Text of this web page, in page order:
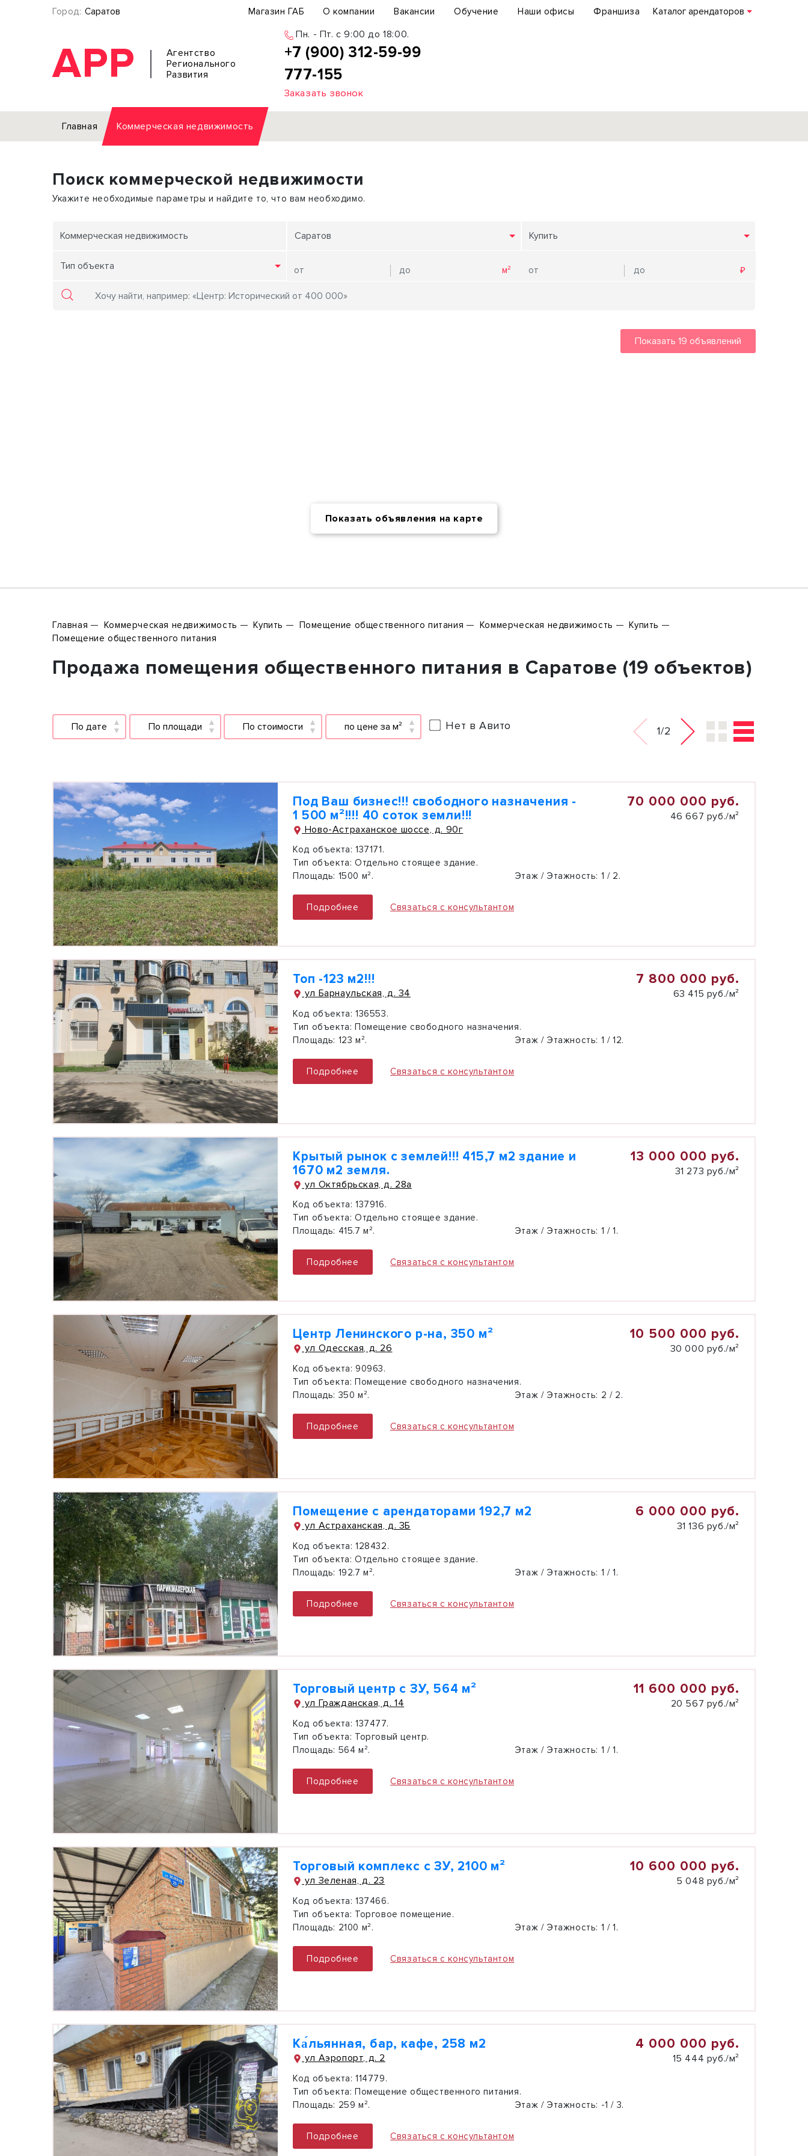
Город: Саратов Магазин ГАБ О компании Вакансии Обучение Наши офисы Франшиза Каталог арендаторов
АРР
Агентство
Регионального
Развития
Пн. - Пт. c 9:00 до 18:00.
+7 (900) 312-59-99
777-155
Заказать звонок
Главная Коммерческая недвижимость
Офис
Торговое помещение
Склад
Земельный участок
Отдельное здание
Бизнес-центр
Поиск коммерческой недвижимости
Укажите необходимые параметры и найдите то, что вам необходимо.
Коммерческая недвижимость Саратов Купить
Тип объекта
Показать 19 объявлений
Показать объявления на карте
Главная Коммерческая недвижимость Купить Помещение общественного питания Коммерческая недвижимость
Купить
Помещение общественного питания
Продажа помещения общественного питания в Саратове (19 объектов)
По дате По площади По стоимости по цене за м² Нет в Авито 1/2
Под Ваш бизнес!!! свободного назначения -
1 500 м²!!!! 40 соток земли!!!
Ново-Астраханское шоссе, д. 90г
70 000 000 руб.
46 667 руб./м²
Код объекта: 137171.
Тип объекта: Отдельно стоящее здание.
Площадь: 1500 м². Этаж / Этажность: 1 / 2.
Подробнее Связаться с консультантом
Топ -123 м2!!!
ул Барнаульская, д. 34
7 800 000 руб.
63 415 руб./м²
Код объекта: 136553.
Тип объекта: Помещение свободного назначения.
Площадь: 123 м². Этаж / Этажность: 1 / 12.
Подробнее Связаться с консультантом
Крытый рынок с землей!!! 415,7 м2 здание и
1670 м2 земля.
ул Октябрьская, д. 28а
13 000 000 руб.
31 273 руб./м²
Код объекта: 137916.
Тип объекта: Отдельно стоящее здание.
Площадь: 415.7 м². Этаж / Этажность: 1 / 1.
Подробнее Связаться с консультантом
Центр Ленинского р-на, 350 м²
ул Одесская, д. 26
10 500 000 руб.
30 000 руб./м²
Код объекта: 90963.
Тип объекта: Помещение свободного назначения.
Площадь: 350 м². Этаж / Этажность: 2 / 2.
Подробнее Связаться с консультантом
Помещение с арендаторами 192,7 м2
ул Астраханская, д. 3Б
6 000 000 руб.
31 136 руб./м²
Код объекта: 128432.
Тип объекта: Отдельно стоящее здание.
Площадь: 192.7 м². Этаж / Этажность: 1 / 1.
Подробнее Связаться с консультантом
Торговый центр с ЗУ, 564 м²
ул Гражданская, д. 14
11 600 000 руб.
20 567 руб./м²
Код объекта: 137477.
Тип объекта: Торговый центр.
Площадь: 564 м². Этаж / Этажность: 1 / 1.
Подробнее Связаться с консультантом
Торговый комплекс с ЗУ, 2100 м²
ул Зеленая, д. 23
10 600 000 руб.
5 048 руб./м²
Код объекта: 137466.
Тип объекта: Торговое помещение.
Площадь: 2100 м². Этаж / Этажность: 1 / 1.
Подробнее Связаться с консультантом
Ка́льянная, бар, кафе, 258 м2
ул Аэропорт, д. 2
4 000 000 руб.
15 444 руб./м²
Код объекта: 114779.
Тип объекта: Помещение общественного питания.
Площадь: 259 м². Этаж / Этажность: -1 / 3.
Подробнее Связаться с консультантом